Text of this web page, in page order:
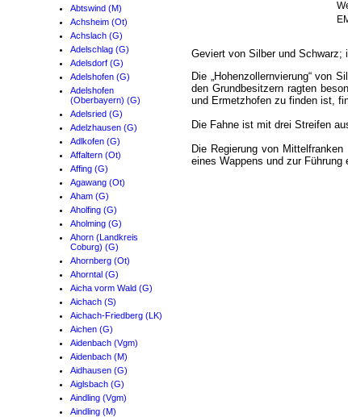
Abtswind (M)
Achsheim (Ot)
Achslach (G)
Adelschlag (G)
Adelsdorf (G)
Adelshofen (G)
Adelshofen
(Oberbayern) (G)
Adelsried (G)
Adelzhausen (G)
Adlkofen (G)
Affaltern (Ot)
Affing (G)
Agawang (Ot)
Aham (G)
Aholfing (G)
Aholming (G)
Ahorn (Landkreis
Coburg) (G)
Ahornberg (Ot)
Ahorntal (G)
Aicha vorm Wald (G)
Aichach (S)
Aichach-Friedberg (LK)
Aichen (G)
Aidenbach (Vgm)
Aidenbach (M)
Aidhausen (G)
Aiglsbach (G)
Aindling (Vgm)
Aindling (M)
Geviert von Silber und Schwarz;
Die „Hohenzollernvierung“ von
den Grundbesitzern ragten
und Ermetzhofen zu finden ist,
Die Fahne ist mit drei Streifen
Die Regierung von
eines Wappens und zur Führung